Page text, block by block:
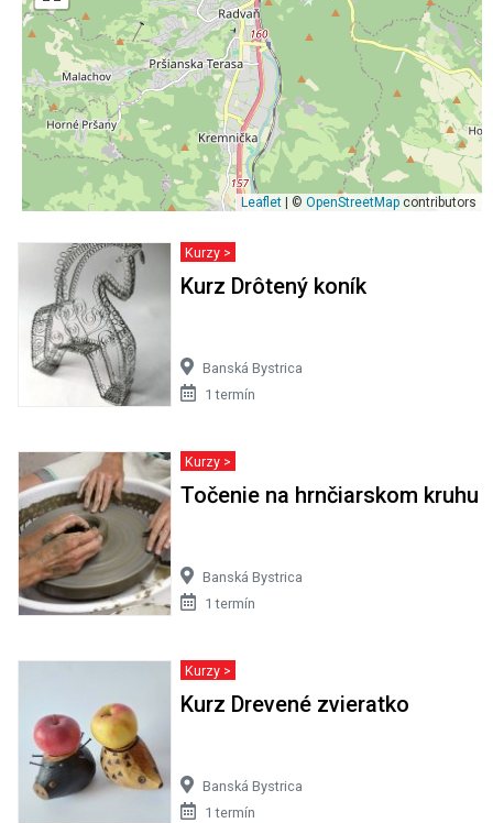
Leaflet | © OpenStreetMap contributors
Kurzy >
Kurz Drôtený koník
Banská Bystrica
1 termín
Kurzy >
Točenie na hrnčiarskom kruhu
Banská Bystrica
1 termín
Kurzy >
Kurz Drevené zvieratko
Banská Bystrica
1 termín